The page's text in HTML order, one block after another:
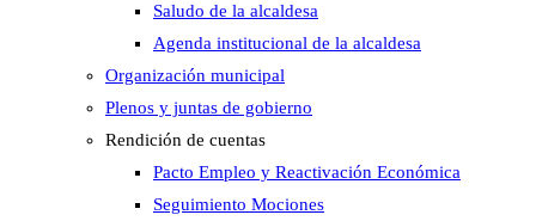
Saludo de la alcaldesa
Agenda institucional de la alcaldesa
Organización municipal
Plenos y juntas de gobierno
Rendición de cuentas
Pacto Empleo y Reactivación Económica
Seguimiento Mociones